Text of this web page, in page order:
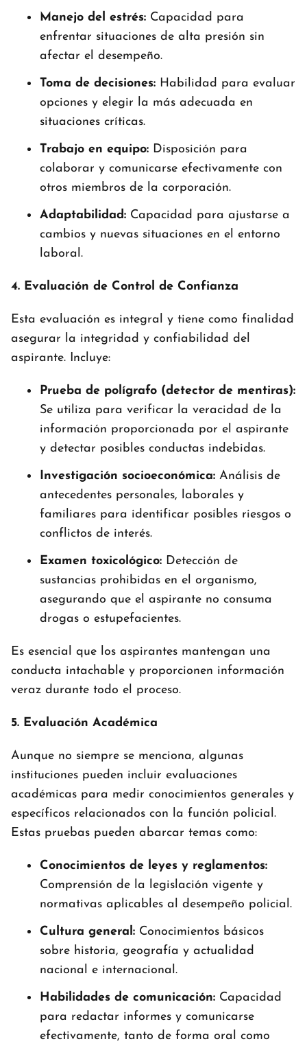
Manejo del estrés: Capacidad para
enfrentar situaciones de alta presión sin
afectar el desempeño.
Toma de decisiones: Habilidad para evaluar
opciones y elegir la más adecuada en
situaciones críticas.
Trabajo en equipo: Disposición para
colaborar y comunicarse efectivamente con
otros miembros de la corporación.
Adaptabilidad: Capacidad para ajustarse a
cambios y nuevas situaciones en el entorno
laboral.
4. Evaluación de Control de Confianza
Esta evaluación es integral y tiene como finalidad
asegurar la integridad y confiabilidad del
aspirante. Incluye:
Prueba de polígrafo (detector de mentiras):
Se utiliza para verificar la veracidad de la
información proporcionada por el aspirante
y detectar posibles conductas indebidas.
Investigación socioeconómica: Análisis de
antecedentes personales, laborales y
familiares para identificar posibles riesgos o
conflictos de interés.
Examen toxicológico: Detección de
sustancias prohibidas en el organismo,
asegurando que el aspirante no consuma
drogas o estupefacientes.
Es esencial que los aspirantes mantengan una
conducta intachable y proporcionen información
veraz durante todo el proceso.
5. Evaluación Académica
Aunque no siempre se menciona, algunas
instituciones pueden incluir evaluaciones
académicas para medir conocimientos generales y
específicos relacionados con la función policial.
Estas pruebas pueden abarcar temas como:
Conocimientos de leyes y reglamentos:
Comprensión de la legislación vigente y
normativas aplicables al desempeño policial.
Cultura general: Conocimientos básicos
sobre historia, geografía y actualidad
nacional e internacional.
Habilidades de comunicación: Capacidad
para redactar informes y comunicarse
efectivamente, tanto de forma oral como